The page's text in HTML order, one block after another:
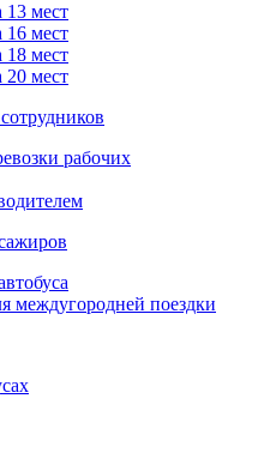
13 мест
16 мест
18 мест
20 мест
рабочих
междугородней поездки